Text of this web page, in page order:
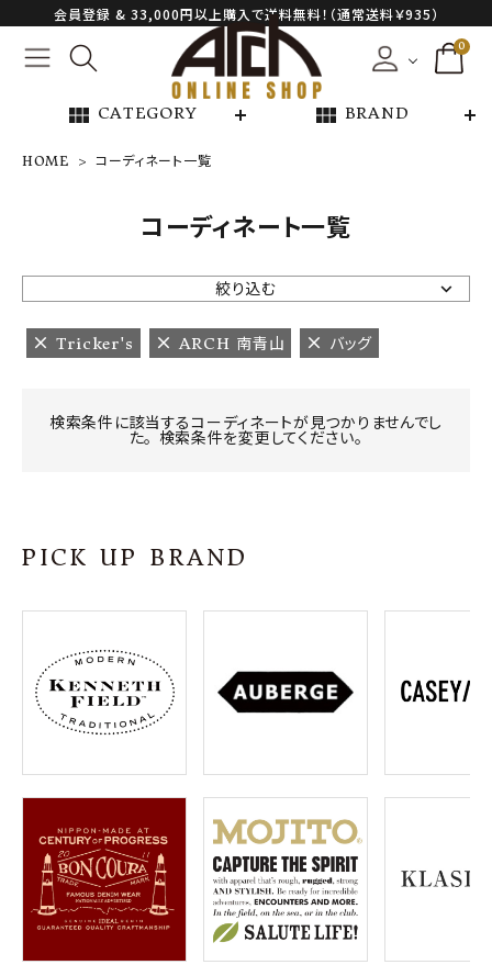
会員登録 & 33,000円以上購入で送料無料！（通常送料￥935）
0
view_module CATEGORY view_module BRAND
NEW ARRIVAL
ARCH EXCLUSIVE
BRAND
INFORMATION
ご利用ガイド
プライバシーポリシー
特定商取引法について
お問い合わせ
OFFICIAL WEB SITE
ACCOUNT MENU
ようこそ ゲスト 様
meeting_room ログイン 会員登録
HOME コーディネート一覧
コーディネート一覧
絞り込む
Tricker's ARCH 南青山 バッグ
検索条件に該当するコーディネートが見つかりませんでし
た。 検索条件を変更してください。
PICK UP BRAND